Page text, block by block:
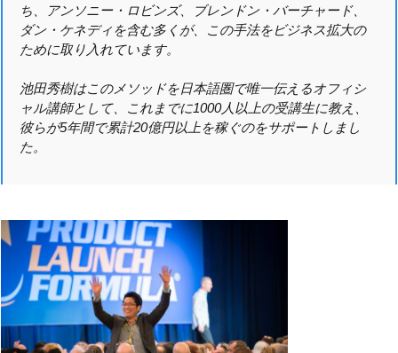
ち、アンソニー・ロビンズ、ブレンドン・バーチャード、
ダン・ケネディを含む多くが、この手法をビジネス拡大の
ために取り入れています。
池田秀樹はこのメソッドを日本語圏で唯一伝えるオフィシ
ャル講師として、これまでに1000人以上の受講生に教え、
彼らが5年間で累計20億円以上を稼ぐのをサポートしまし
た。